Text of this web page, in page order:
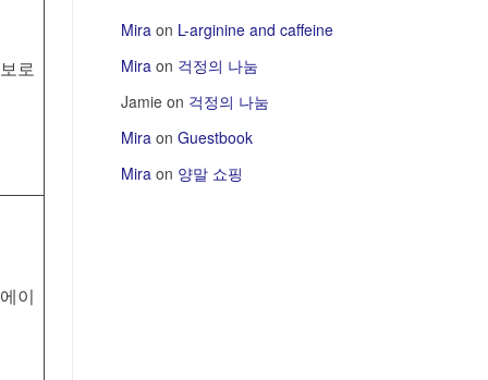
로
이
Mira on L-arginine and caffeine
Mira on 걱정의 나눔
Jamie on 걱정의 나눔
Mira on Guestbook
Mira on 양말 쇼핑